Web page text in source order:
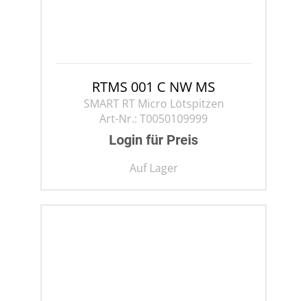
RTMS 001 C NW MS
SMART RT Micro Lötspitzen
Art-Nr.: T0050109999
Login für Preis
Auf Lager